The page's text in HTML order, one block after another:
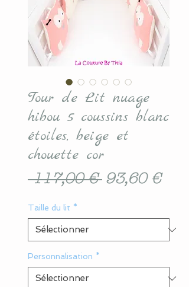
Tour de Lit nuage
hibou 5 coussins blanc
étoiles, beige et
chouette cor
117,00 € Prix
93,60 €Prix
Taille du lit *
Personnalisation *